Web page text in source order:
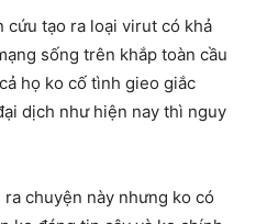
tạo ra loại virut có khả
sống trên khắp toàn cầu
họ ko cố tình gieo giắc
dịch như hiện nay thì nguy
chuyện này nhưng ko có